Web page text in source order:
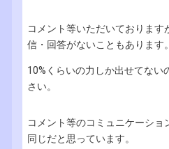
コメント等いただいております
信・回答がないこともあります。
10%くらいの力しか出せてない
さい。
コメント等のコミュニケーショ
同じだと思っています。